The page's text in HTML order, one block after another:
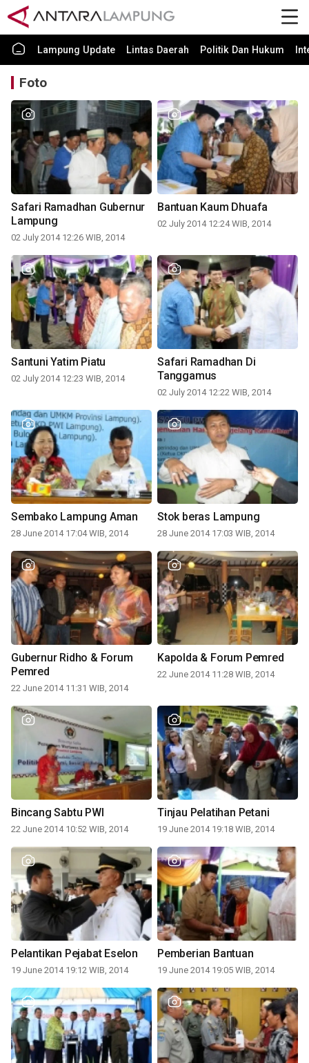
Lampung Update Lintas Daerah Politik Dan Hukum
Foto
Safari Ramadhan Gubernur
Lampung
02 July 2014 12:26 WIB, 2014
Bantuan Kaum Dhuafa
02 July 2014 12:24 WIB, 2014
Santuni Yatim Piatu
02 July 2014 12:23 WIB, 2014
Safari Ramadhan Di
Tanggamus
02 July 2014 12:22 WIB, 2014
Sembako Lampung Aman
28 June 2014 17:04 WIB, 2014
Stok beras Lampung
28 June 2014 17:03 WIB, 2014
Gubernur Ridho & Forum
Pemred
22 June 2014 11:31 WIB, 2014
Kapolda & Forum Pemred
22 June 2014 11:28 WIB, 2014
Bincang Sabtu PWI
22 June 2014 10:52 WIB, 2014
Tinjau Pelatihan Petani
19 June 2014 19:18 WIB, 2014
Pelantikan Pejabat Eselon
19 June 2014 19:12 WIB, 2014
Pemberian Bantuan
19 June 2014 19:05 WIB, 2014